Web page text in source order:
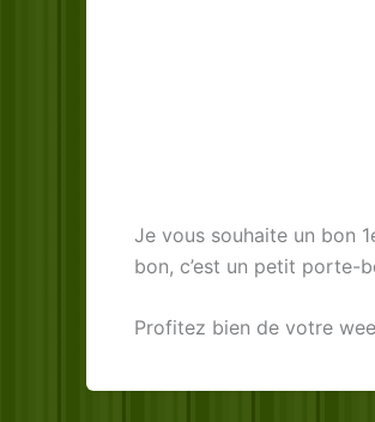
Je vous souhaite un bon
bon, c’est un petit porte-
Profitez bien de votre